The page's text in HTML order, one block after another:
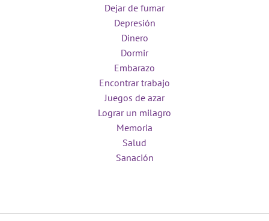
Dejar de fumar
Depresión
Dinero
Dormir
Embarazo
Encontrar trabajo
Juegos de azar
Lograr un milagro
Memoria
Salud
Sanación